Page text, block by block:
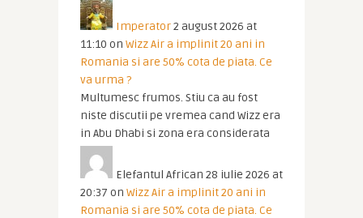
Imperator2 august 2026 at
11:10 on Wizz Air a implinit 20 ani in
Romania si are 50% cota de piata. Ce
va urma ?
Multumesc frumos. Stiu ca au fost
niste discutii pe vremea cand Wizz era
in Abu Dhabi si zona era considerata
Elefantul African 28 iulie 2026 at
20:37 on Wizz Air a implinit 20 ani in
Romania si are 50% cota de piata. Ce